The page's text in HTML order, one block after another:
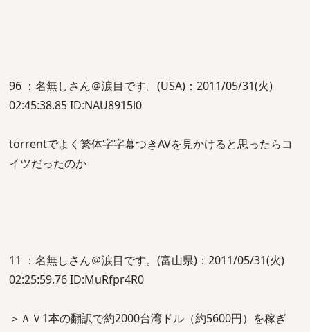
96 ：名無しさん＠涙目です。(USA)：2011/05/31(火)
02:45:38.85 ID:NAU8915l0
torrentでよく繁体字字幕つきAVを見かけると思ったらコ
イツだったのか
11 ：名無しさん＠涙目です。(富山県)：2011/05/31(火)
02:25:59.76 ID:MuRfpr4R0
＞ＡＶ1本の翻訳で約2000台湾ドル（約5600円）を稼ぎ